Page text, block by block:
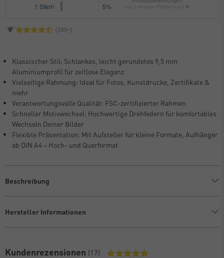
Klassischer Stil: Schlankes, leicht gerundetes 9,5 mm
Aluminiumprofil für zeitlose Eleganz
Vielseitige Rahmung: Ideal für Fotos, Kunstdrucke, Zertifikate &
mehr
Verantwortungsvolle Qualität: FSC-zertifizierter Rahmen
Schneller Motivwechsel: Hochwertige Drehfedern für komfortables
Wechseln Deiner Bilder
Flexible Präsentation: Mit Aufsteller für kleine Formate, Aufhänger
ab DIN A4 – Hoch- und Querformat
Beschreibung
Hersteller Informationen
Kundenrezensionen (17)